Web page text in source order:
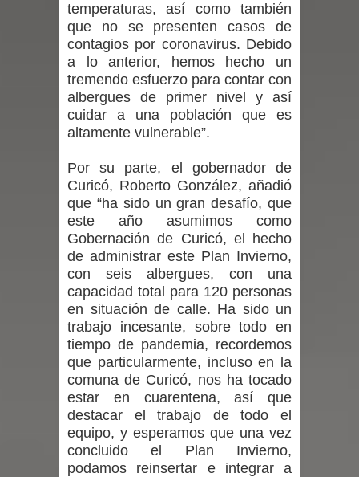
Diputado Jorge Guzmán rechaza
proyecto de interconexión eléctrica
en la alta cordillera del Maule por su
impacto ambiental
incentivos a usuarios de PRODESAL
de la provincia de Linares
Municipalidad de Curicó apuesta a la
innovación en tecnología educativa
con nuevas pantallas interactivas del
Colegio El Boldo
Municipalidad de Curicó inició
proceso de vacunación escolar
Se activa Código Azul en Talca ante
temperaturas, así como también
que no se presenten casos de
contagios por coronavirus. Debido
a lo anterior, hemos hecho un
tremendo esfuerzo para contar con
albergues de primer nivel y así
cuidar a una población que es
altamente vulnerable”.
Por su parte, el gobernador de
Curicó, Roberto González, añadió
que “ha sido un gran desafío, que
este año asumimos como
Gobernación de Curicó, el hecho
de administrar este Plan Invierno,
con seis albergues, con una
capacidad total para 120 personas
en situación de calle. Ha sido un
trabajo incesante, sobre todo en
tiempo de pandemia, recordemos
que particularmente, incluso en la
comuna de Curicó, nos ha tocado
estar en cuarentena, así que
destacar el trabajo de todo el
equipo, y esperamos que una vez
concluido el Plan Invierno,
podamos reinsertar e integrar a